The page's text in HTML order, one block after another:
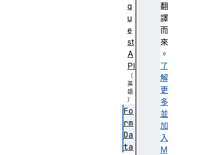
翻
譯
而
來
。
了
解
更
多
並
加
入
M
q
u
e
st
A
PI
Fo
rm
Da
ta